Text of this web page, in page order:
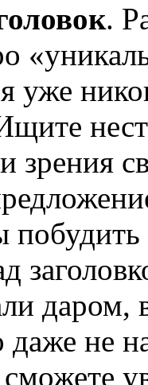
.
уже
зрения
даром,
даже не